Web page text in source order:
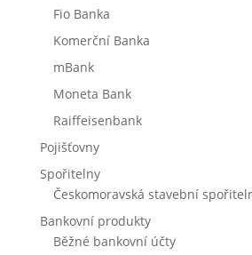
Fio Banka
Komerční Banka
mBank
Moneta Bank
Raiffeisenbank
Pojišťovny
Spořitelny
Českomoravská stavební
Bankovní produkty
Běžné bankovní účty